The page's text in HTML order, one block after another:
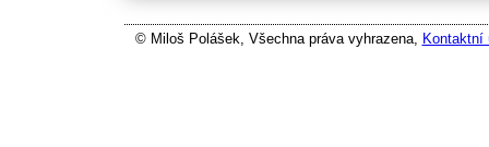
© Miloš Polášek, Všechna práva vyhrazena, Kontaktní